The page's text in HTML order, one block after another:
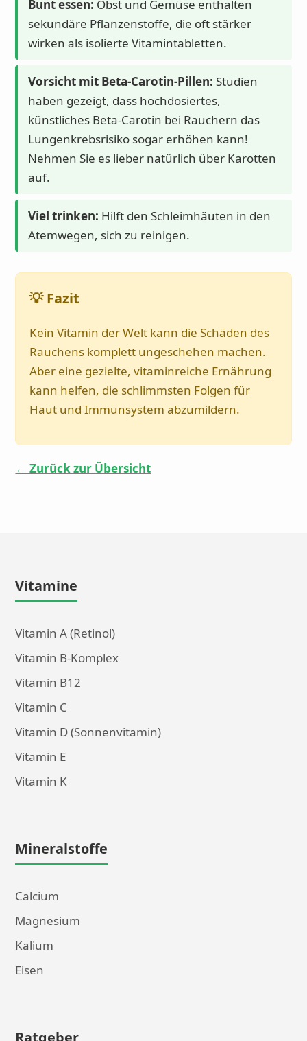
Bunt essen: Obst und Gemüse enthalten
sekundäre Pflanzenstoffe, die oft stärker
wirken als isolierte Vitamintabletten.
Vorsicht mit Beta-Carotin-Pillen: Studien
haben gezeigt, dass hochdosiertes,
künstliches Beta-Carotin bei Rauchern das
Lungenkrebsrisiko sogar erhöhen kann!
Nehmen Sie es lieber natürlich über Karotten
auf.
Viel trinken: Hilft den Schleimhäuten in den
Atemwegen, sich zu reinigen.
💡 Fazit
Kein Vitamin der Welt kann die Schäden des
Rauchens komplett ungeschehen machen.
Aber eine gezielte, vitaminreiche Ernährung
kann helfen, die schlimmsten Folgen für
Haut und Immunsystem abzumildern.
← Zurück zur Übersicht
Vitamine
Vitamin A (Retinol)
Vitamin B-Komplex
Vitamin B12
Vitamin C
Vitamin D (Sonnenvitamin)
Vitamin E
Vitamin K
Mineralstoffe
Calcium
Magnesium
Kalium
Eisen
Ratgeber